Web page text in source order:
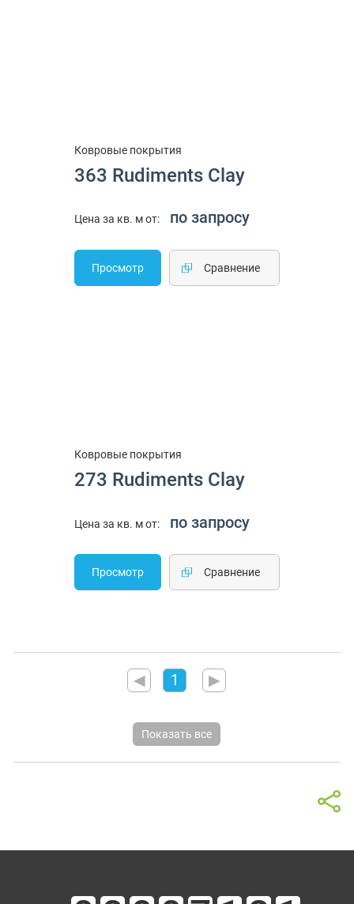
Ковровые покрытия
363 Rudiments Clay
Цена за кв. м от: по запросу
Просмотр Cравнение
Ковровые покрытия
273 Rudiments Clay
Цена за кв. м от: по запросу
Просмотр Cравнение
◀ 1 ▶
Показать все